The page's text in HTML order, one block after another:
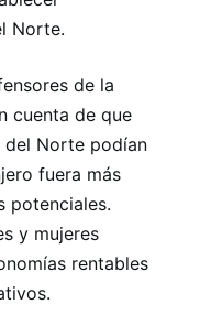
Norte.
de la
cuenta de que
del Norte podían
fuera más
potenciales.
y mujeres
rentables